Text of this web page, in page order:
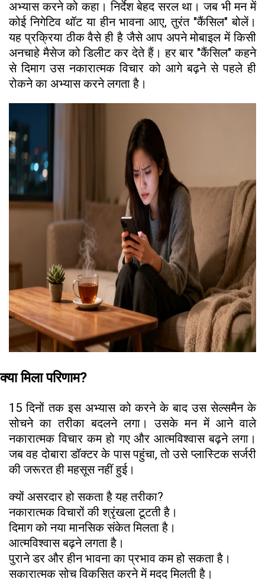
अभ्यास करने को कहा। निर्देश बेहद सरल था। जब भी मन में
कोई निगेटिव थॉट या हीन भावना आए, तुरंत "कैंसिल" बोलें।
यह प्रक्रिया ठीक वैसे ही है जैसे आप अपने मोबाइल में किसी
अनचाहे मैसेज को डिलीट कर देते हैं। हर बार "कैंसिल" कहने
से दिमाग उस नकारात्मक विचार को आगे बढ़ने से पहले ही
रोकने का अभ्यास करने लगता है।
क्या मिला परिणाम?
15 दिनों तक इस अभ्यास को करने के बाद उस सेल्समैन के
सोचने का तरीका बदलने लगा। उसके मन में आने वाले
नकारात्मक विचार कम हो गए और आत्मविश्वास बढ़ने लगा।
जब वह दोबारा डॉक्टर के पास पहुंचा, तो उसे प्लास्टिक सर्जरी
की जरूरत ही महसूस नहीं हुई।
क्यों असरदार हो सकता है यह तरीका?
नकारात्मक विचारों की श्रृंखला टूटती है।
दिमाग को नया मानसिक संकेत मिलता है।
आत्मविश्वास बढ़ने लगता है।
पुराने डर और हीन भावना का प्रभाव कम हो सकता है।
सकारात्मक सोच विकसित करने में मदद मिलती है।